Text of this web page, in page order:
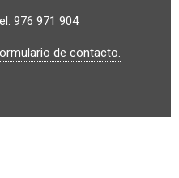
976 971 904
de contacto.